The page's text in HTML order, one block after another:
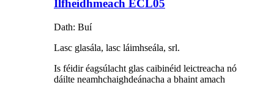
Ilfheidhmeach ECL05
Dath: Buí
Lasc glasála, lasc láimhseála, srl.
Is féidir éagsúlacht glas caibinéid leictreacha nó
dáilte neamhchaighdeánacha a bhaint amach